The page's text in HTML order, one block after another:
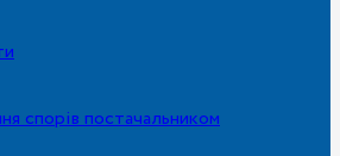
спорів постачальником